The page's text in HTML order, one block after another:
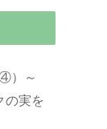
）～
の実を